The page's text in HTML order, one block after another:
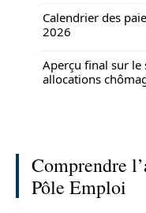
Calendrier des
2026
Aperçu final sur le
allocations
Comprendre
Pôle Emploi